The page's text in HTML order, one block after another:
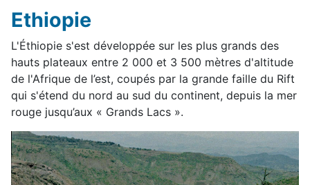
Ethiopie
L'Éthiopie s'est développée sur les plus grands des
hauts plateaux entre 2 000 et 3 500 mètres d'altitude
de l'Afrique de l’est, coupés par la grande faille du Rift
qui s'étend du nord au sud du continent, depuis la mer
rouge jusqu’aux « Grands Lacs ».